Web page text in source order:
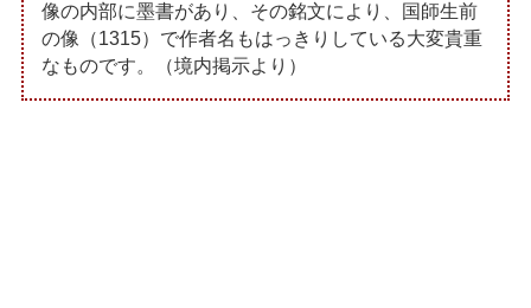
像の内部に墨書があり、その銘文により、国師生前
の像（1315）で作者名もはっきりしている大変貴重
なものです。（境内掲示より）